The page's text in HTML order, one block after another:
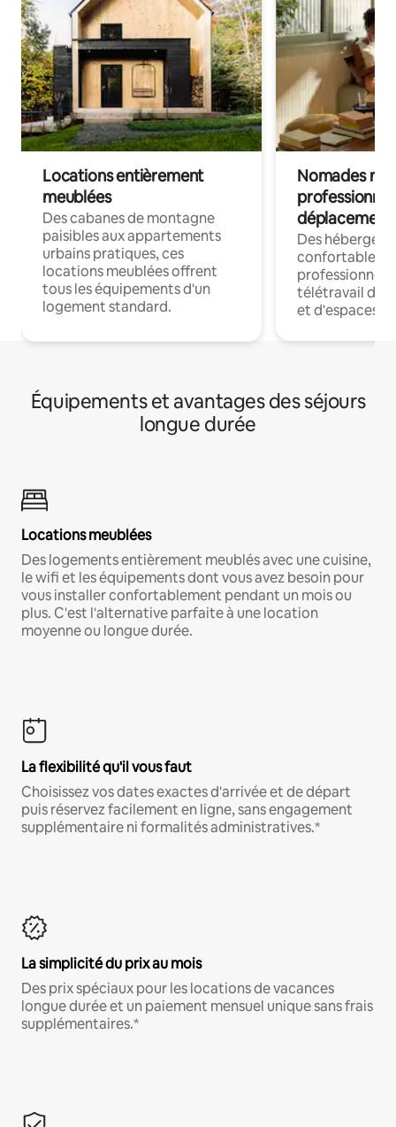
Locations entièrement
meublées
Des cabanes de montagne
paisibles aux appartements
urbains pratiques, ces
locations meublées offrent
tous les équipements d'un
logement standard.
Nomades
déplacement
Des
confortables
professionnels
télétravail
et d'espaces
Équipements et avantages des séjours
longue durée
Locations meublées
Des logements entièrement meublés avec une cuisine,
le wifi et les équipements dont vous avez besoin pour
vous installer confortablement pendant un mois ou
plus. C'est l'alternative parfaite à une location
moyenne ou longue durée.
La flexibilité qu'il vous faut
Choisissez vos dates exactes d'arrivée et de départ
puis réservez facilement en ligne, sans engagement
supplémentaire ni formalités administratives.*
La simplicité du prix au mois
Des prix spéciaux pour les locations de vacances
longue durée et un paiement mensuel unique sans frais
supplémentaires.*